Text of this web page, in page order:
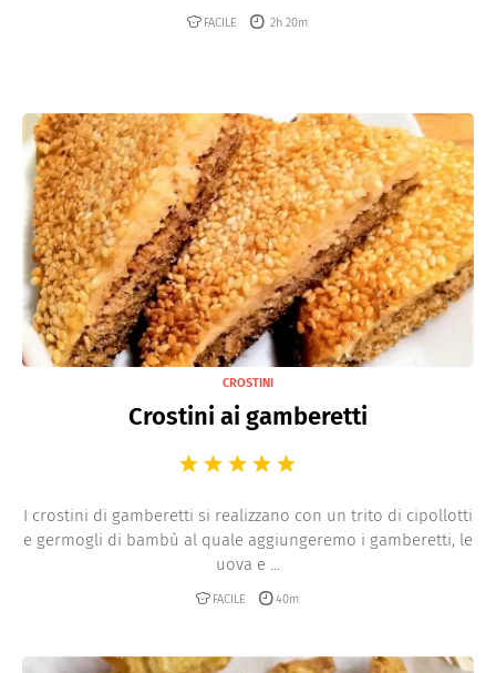
FACILE 2h 20m
CROSTINI
Crostini ai gamberetti
I crostini di gamberetti si realizzano con un trito di cipollotti
e germogli di bambù al quale aggiungeremo i gamberetti, le
uova e ...
FACILE 40m